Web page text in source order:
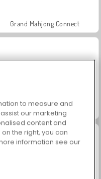
Grand Mahjong Connect
Trollface Quest: USA 2
to measure and
our marketing
content and
the right, you can
information see our